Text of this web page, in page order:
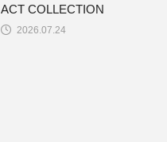
2026.07.24
ACT COLLECTION